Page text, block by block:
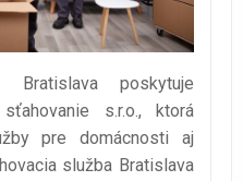
Bratislava poskytuje
s.r.o., ktorá
pre domácnosti aj
služba Bratislava